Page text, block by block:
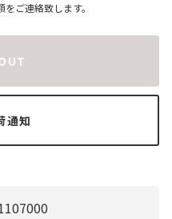
ご連絡致します。
通知